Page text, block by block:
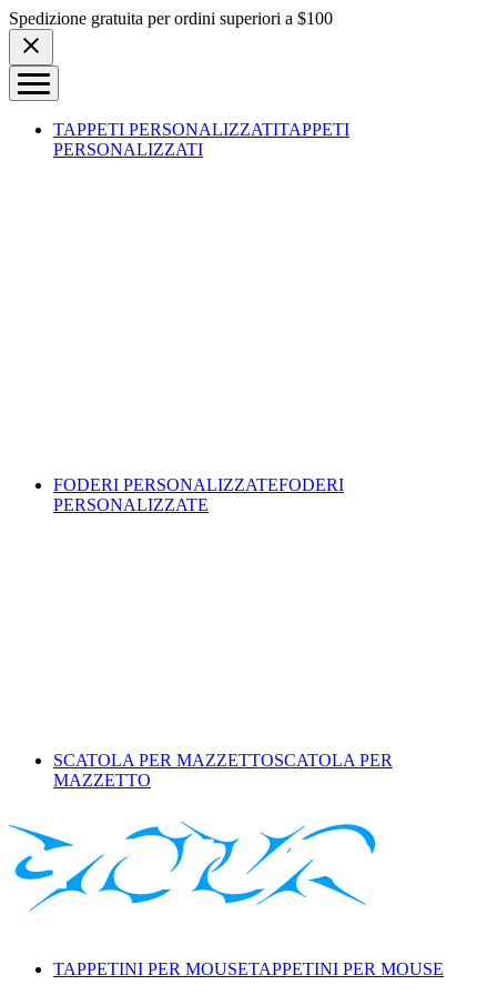
Skip to content
Spedizione gratuita per ordini superiori a $100
TAPPETI PERSONALIZZATITAPPETI
PERSONALIZZATI
FODERI PERSONALIZZATEFODERI
PERSONALIZZATE
SCATOLA PER MAZZETTOSCATOLA PER
MAZZETTO
TAPPETINI PER MOUSETAPPETINI PER MOUSE